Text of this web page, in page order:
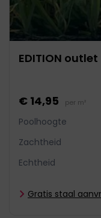
EDITION outlet
€ 14,95 per m²
Poolhoogte
Zachtheid
Echtheid
Gratis staal